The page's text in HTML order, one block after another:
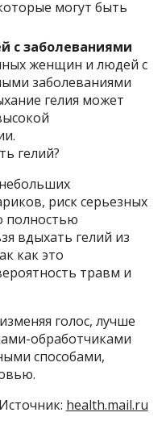
могут быть
с заболеваниями
женщин и людей с
заболеваниями
гелия может
гелий?
риск серьезных
полностью
вдыхать гелий из
как это
травм и
голос, лучше
обработчиками
способами,
Источник: health.mail.ru